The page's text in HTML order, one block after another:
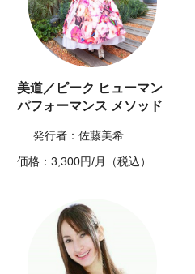
美道／ピーク ヒューマン
パフォーマンス メソッド
発行者：佐藤美希
価格：3,300円/月（税込）